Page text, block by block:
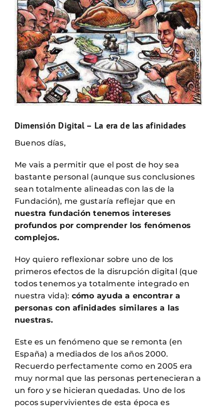
Dimensión Digital – La era de las afinidades
Buenos días,
Me vais a permitir que el post de hoy sea
bastante personal (aunque sus conclusiones
sean totalmente alineadas con las de la
Fundación), me gustaría reflejar que en
nuestra fundación tenemos intereses
profundos por comprender los fenómenos
complejos.
Hoy quiero reflexionar sobre uno de los
primeros efectos de la disrupción digital (que
todos tenemos ya totalmente integrado en
nuestra vida): cómo ayuda a encontrar a
personas con afinidades similares a las
nuestras.
Este es un fenómeno que se remonta (en
España) a mediados de los años 2000.
Recuerdo perfectamente como en 2005 era
muy normal que las personas pertenecieran a
un foro y se hicieran quedadas. Uno de los
pocos supervivientes de esta época es